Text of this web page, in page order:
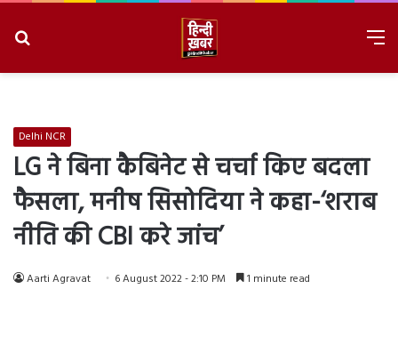
Delhi NCR
LG ने बिना कैबिनेट से चर्चा किए बदला
फैसला, मनीष सिसोदिया ने कहा-‘शराब
नीति की CBI करे जांच’
Aarti Agravat 6 August 2022 - 2:10 PM 1 minute read